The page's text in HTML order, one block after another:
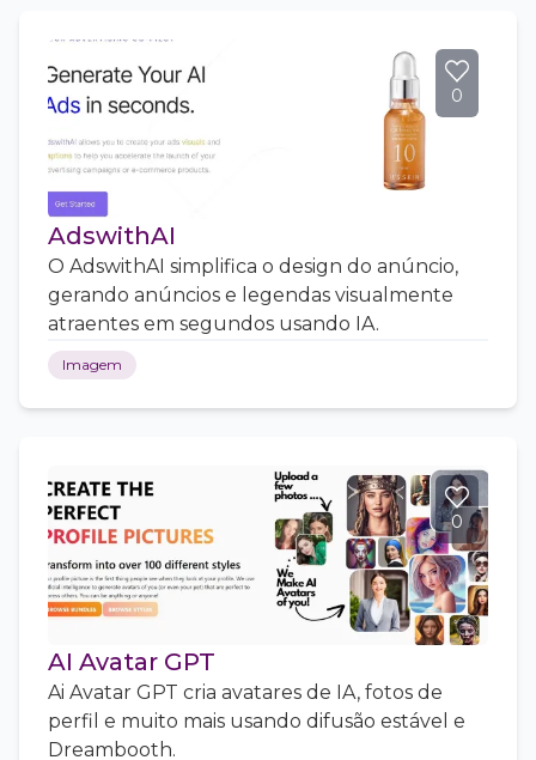
0
AdswithAI
O AdswithAI simplifica o design do anúncio,
gerando anúncios e legendas visualmente
atraentes em segundos usando IA.
Imagem
0
AI Avatar GPT
Ai Avatar GPT cria avatares de IA, fotos de
perfil e muito mais usando difusão estável e
Dreambooth.